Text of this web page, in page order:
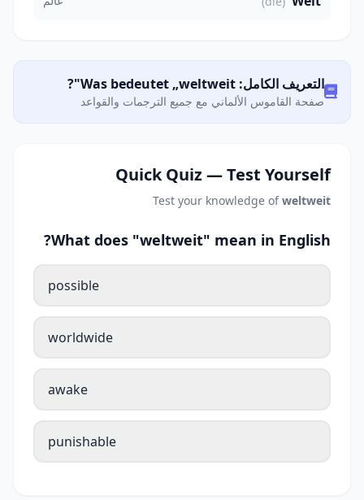
التعريف الكامل: Was bedeutet „weltweit"?
صفحة القاموس الألماني مع جميع الترجمات والقواعد
Quick Quiz — Test Yourself
Test your knowledge ofweltweit
What does "weltweit" mean in English?
possible
worldwide
awake
punishable